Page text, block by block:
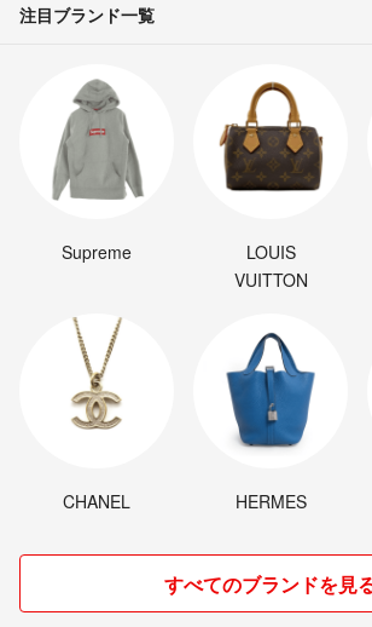
注目ブランド一覧
Supreme
LOUIS
VUITTON
CHANEL HERMES
すべてのブランドを見